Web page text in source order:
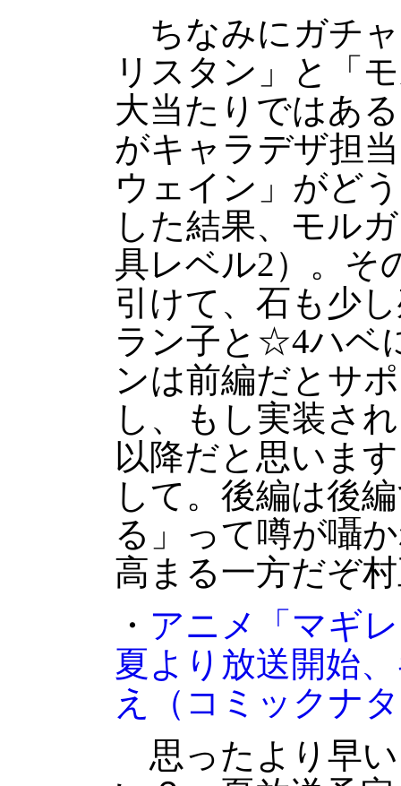
ちなみにガチ
リスタン」と「
大当たりではあ
がキャラデザ担
ウェイン」がど
した結果、モル
具レベル2）。そ
引けて、石も少
ラン子と☆4ハベ
ンは前編だとサ
し、もし実装さ
以降だと思いま
して。後編は後
る」って噂が囁
高まる一方だぞ
・ アニメ「マギ
夏より放送開始
え
（コミックナ
思ったより早